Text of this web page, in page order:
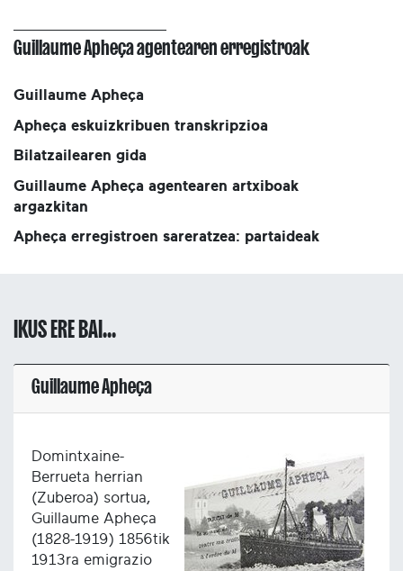
Guillaume Apheça agentearen erregistroak
Guillaume Apheça
Apheça eskuizkribuen transkripzioa
Bilatzailearen gida
Guillaume Apheça agentearen artxiboak
argazkitan
Apheça erregistroen sareratzea: partaideak
IKUS ERE BAI...
Guillaume Apheça
Domintxaine-
Berrueta herrian
(Zuberoa) sortua,
Guillaume Apheça
(1828-1919) 1856tik
1913ra emigrazio